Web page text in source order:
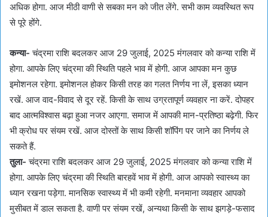
अधिक होगा. आज मीठी वाणी से सबका मन को जीत लेंगे. सभी काम व्यवस्थित रूप
से पूरे होंगे.
कन्या- चंद्रमा राशि बदलकर आज 29 जुलाई, 2025 मंगलवार को कन्या राशि में
होगा. आपके लिए चंद्रमा की स्थिति पहले भाव में होगी. आज आपका मन कुछ
इमोशनल रहेगा. इमोशनल होकर किसी तरह का गलत निर्णय ना लें, इसका ध्यान
रखें. आज वाद-विवाद से दूर रहें. किसी के साथ उग्रतापूर्ण व्यवहार ना करें. दोपहर
बाद आत्मविश्वास बढ़ा हुआ नजर आएगा. समाज में आपकी मान-प्रतिष्ठा बढ़ेगी. फिर
भी क्रोध पर संयम रखें. आज दोस्तों के साथ किसी शॉपिंग पर जाने का निर्णय ले
सकते हैं.
तुला- चंद्रमा राशि बदलकर आज 29 जुलाई, 2025 मंगलवार को कन्या राशि में
होगा. आपके लिए चंद्रमा की स्थिति बारहवें भाव में होगी. आज आपको स्वास्थ्य का
ध्यान रखना पड़ेगा. मानसिक स्वास्थ्य में भी कमी रहेगी. मनमाना व्यवहार आपको
मुसीबत में डाल सकता है. वाणी पर संयम रखें, अन्यथा किसी के साथ झगड़े-फसाद